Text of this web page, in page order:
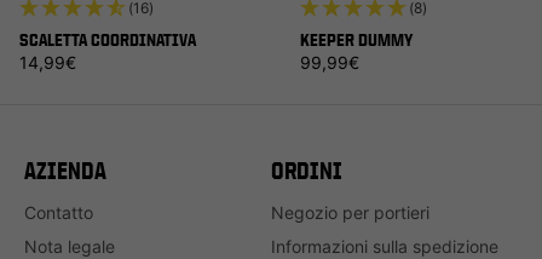
(16)
SCALETTA COORDINATIVA
Prezzo di listino
14,99€
(8)
KEEPER DUMMY
Prezzo di listino
99,99€
AZIENDA
Contatto
Nota legale
ORDINI
Negozio per portieri
Informazioni sulla spedizione